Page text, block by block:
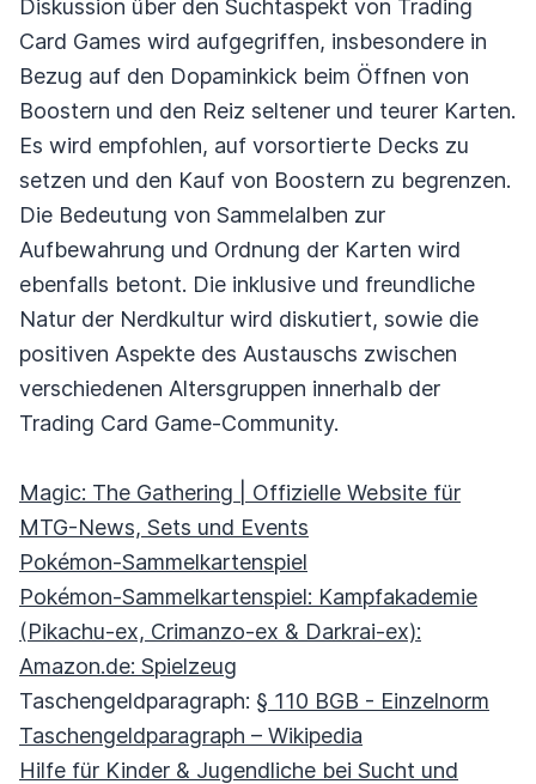
Diskussion über den Suchtaspekt von Trading
Card Games wird aufgegriffen, insbesondere in
Bezug auf den Dopaminkick beim Öffnen von
Boostern und den Reiz seltener und teurer Karten.
Es wird empfohlen, auf vorsortierte Decks zu
setzen und den Kauf von Boostern zu begrenzen.
Die Bedeutung von Sammelalben zur
Aufbewahrung und Ordnung der Karten wird
ebenfalls betont. Die inklusive und freundliche
Natur der Nerdkultur wird diskutiert, sowie die
positiven Aspekte des Austauschs zwischen
verschiedenen Altersgruppen innerhalb der
Trading Card Game-Community.
Magic: The Gathering | Offizielle Website für
MTG-News, Sets und Events
Pokémon-Sammelkartenspiel
Pokémon-Sammelkartenspiel: Kampfakademie
(Pikachu-ex, Crimanzo-ex & Darkrai-ex):
Amazon.de: Spielzeug
Taschengeldparagraph: § 110 BGB - Einzelnorm
Taschengeldparagraph – Wikipedia
Hilfe für Kinder & Jugendliche bei Sucht und